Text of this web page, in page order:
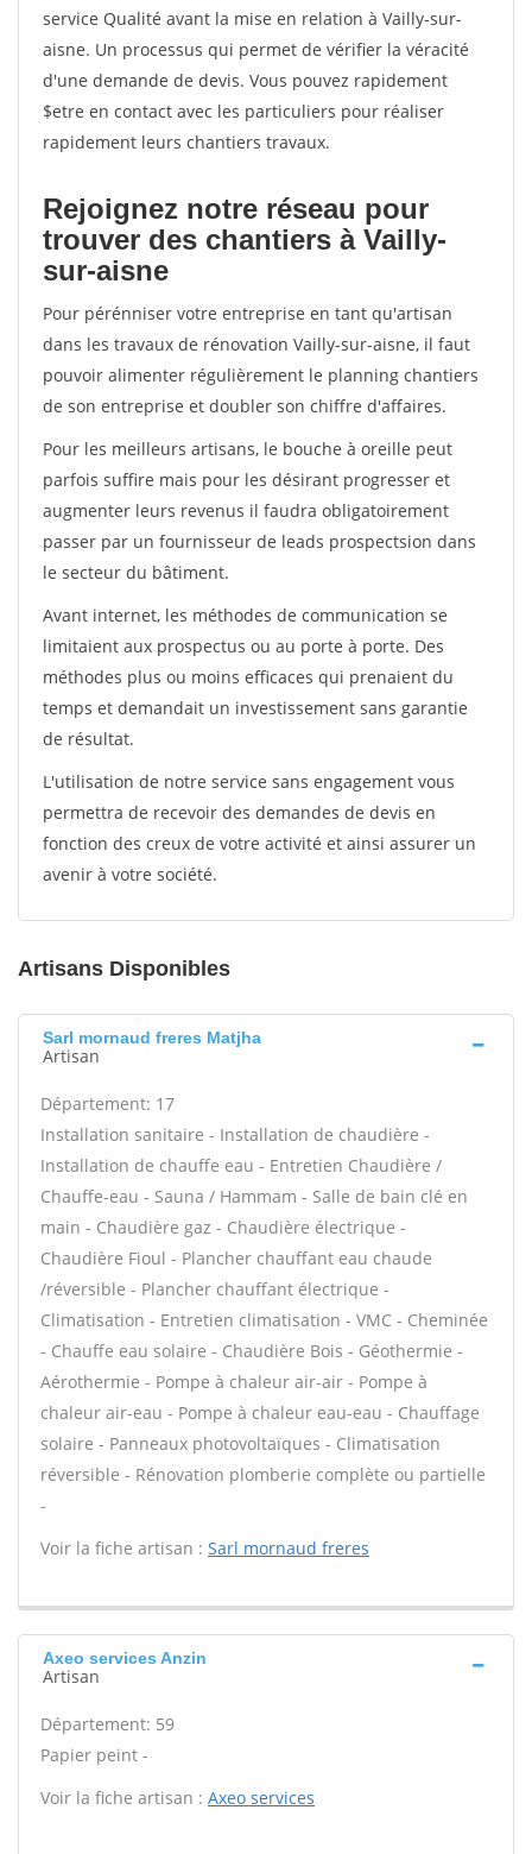
service Qualité avant la mise en relation à Vailly-sur-
aisne. Un processus qui permet de vérifier la véracité
d'une demande de devis. Vous pouvez rapidement
$etre en contact avec les particuliers pour réaliser
rapidement leurs chantiers travaux.
Rejoignez notre réseau pour
trouver des chantiers à Vailly-
sur-aisne
Pour pérénniser votre entreprise en tant qu'artisan
dans les travaux de rénovation Vailly-sur-aisne, il faut
pouvoir alimenter régulièrement le planning chantiers
de son entreprise et doubler son chiffre d'affaires.
Pour les meilleurs artisans, le bouche à oreille peut
parfois suffire mais pour les désirant progresser et
augmenter leurs revenus il faudra obligatoirement
passer par un fournisseur de leads prospectsion dans
le secteur du bâtiment.
Avant internet, les méthodes de communication se
limitaient aux prospectus ou au porte à porte. Des
méthodes plus ou moins efficaces qui prenaient du
temps et demandait un investissement sans garantie
de résultat.
L'utilisation de notre service sans engagement vous
permettra de recevoir des demandes de devis en
fonction des creux de votre activité et ainsi assurer un
avenir à votre société.
Artisans Disponibles
Sarl mornaud freres Matjha
Artisan
Département: 17
Installation sanitaire - Installation de chaudière -
Installation de chauffe eau - Entretien Chaudière /
Chauffe-eau - Sauna / Hammam - Salle de bain clé en
main - Chaudière gaz - Chaudière électrique -
Chaudière Fioul - Plancher chauffant eau chaude
/réversible - Plancher chauffant électrique -
Climatisation - Entretien climatisation - VMC - Cheminée
- Chauffe eau solaire - Chaudière Bois - Géothermie -
Aérothermie - Pompe à chaleur air-air - Pompe à
chaleur air-eau - Pompe à chaleur eau-eau - Chauffage
solaire - Panneaux photovoltaïques - Climatisation
réversible - Rénovation plomberie complète ou partielle
-
Voir la fiche artisan : Sarl mornaud freres
Axeo services Anzin
Artisan
Département: 59
Papier peint -
Voir la fiche artisan : Axeo services